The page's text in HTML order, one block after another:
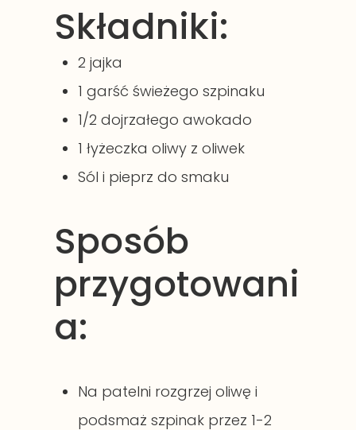
Składniki:
2 jajka
1 garść świeżego szpinaku
1/2 dojrzałego awokado
1 łyżeczka oliwy z oliwek
Sól i pieprz do smaku
Sposób
przygotowani
a:
Na patelni rozgrzej oliwę i
podsmaż szpinak przez 1-2